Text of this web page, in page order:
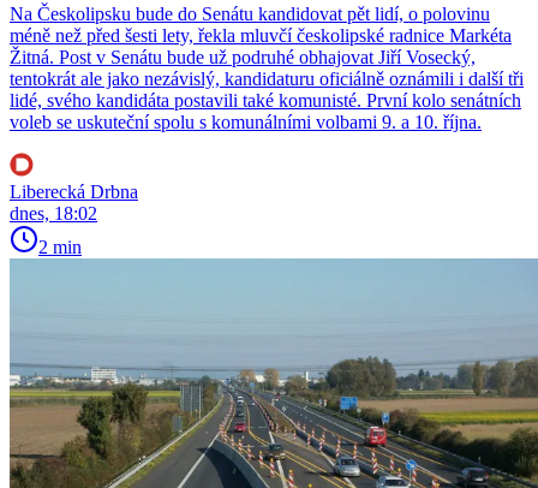
Na Českolipsku bude do Senátu kandidovat pět lidí, o polovinu
méně než před šesti lety, řekla mluvčí českolipské radnice Markéta
Žitná. Post v Senátu bude už podruhé obhajovat Jiří Vosecký,
tentokrát ale jako nezávislý, kandidaturu oficiálně oznámili i další tři
lidé, svého kandidáta postavili také komunisté. První kolo senátních
voleb se uskuteční spolu s komunálními volbami 9. a 10. října.
Liberecká Drbna
dnes, 18:02
2 min